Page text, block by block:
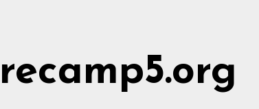
recamp5.org